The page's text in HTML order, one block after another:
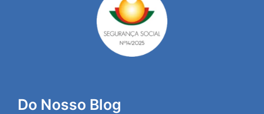
Do Nosso Blog